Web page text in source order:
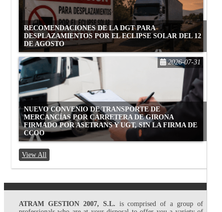
RECOMENDACIONES DE LA DGT PARA
DESPLAZAMIENTOS POR EL ECLIPSE SOLAR DEL 12
DE AGOSTO
NUEVO CONVENIO DE TRANSPORTE DE
MERCANCÍAS POR CARRETERA DE GIRONA
FIRMADO POR ASETRANS Y UGT, SIN LA FIRMA DE
CCOO
2026-07-31
View All
ATRAM GESTION 2007, S.L. is comprised of a group of